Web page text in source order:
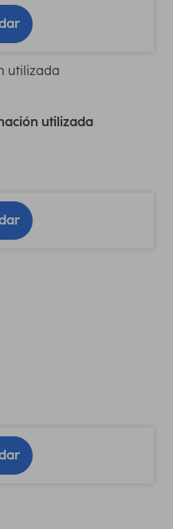
utilizada
utilizada